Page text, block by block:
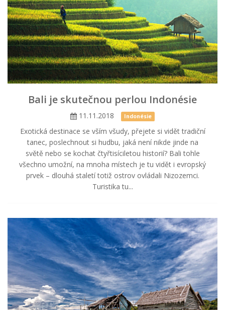
Bali je skutečnou perlou Indonésie
11.11.2018 Indonésie
Exotická destinace se vším všudy, přejete si vidět tradiční
tanec, poslechnout si hudbu, jaká není nikde jinde na
světě nebo se kochat čtyřtisíciletou historií? Bali tohle
všechno umožní, na mnoha místech je tu vidět i evropský
prvek – dlouhá staletí totiž ostrov ovládali Nizozemci.
Turistika tu...